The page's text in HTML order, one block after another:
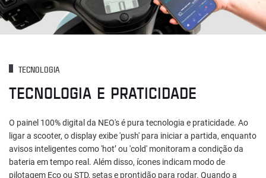
TECNOLOGIA
TECNOLOGIA E PRATICIDADE
O painel 100% digital da NEO's é pura tecnologia e praticidade. Ao
ligar a scooter, o display exibe 'push' para iniciar a partida, enquanto
avisos inteligentes como 'hot’ ou 'cold' monitoram a condição da
bateria em tempo real. Além disso, ícones indicam modo de
pilotagem Eco ou STD, setas e prontidão para rodar. Quando a